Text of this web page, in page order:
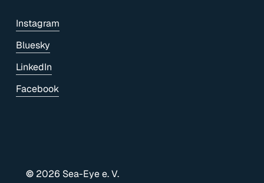
Instagram
Bluesky
LinkedIn
Facebook
© 2026 Sea-Eye e. V.